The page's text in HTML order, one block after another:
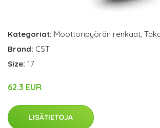
Kategoriat: Moottoripyörän renkaat,
Brand: CST
Size: 17
62.3 EUR
LISÄTIETOJA